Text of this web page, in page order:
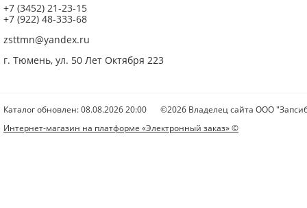
+7 (3452) 21-23-15
+7 (922) 48-333-68
zsttmn@yandex.ru
г. Тюмень, ул. 50 Лет Октября 223
Каталог обновлен: 08.08.2026 20:00
©2026 Владелец сайта ООО
Интернет-магазин на платформе «Электронный заказ» ©